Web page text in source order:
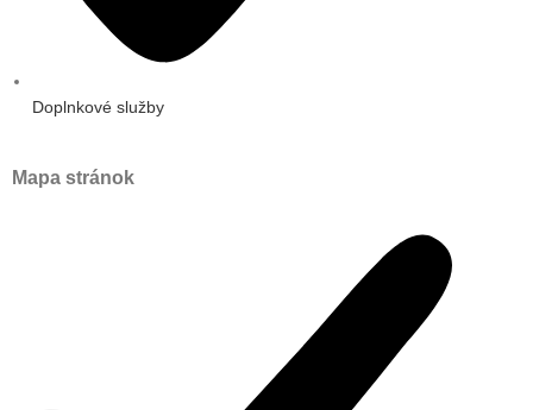
Doplnkové služby
Mapa stránok